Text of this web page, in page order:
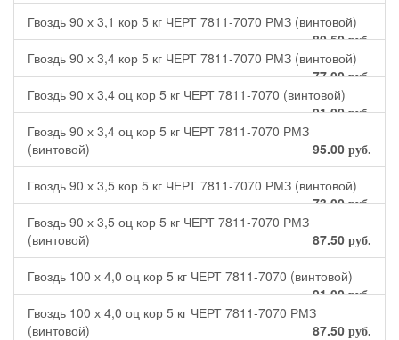
Гвоздь 90 х 3,1 кор 5 кг ЧЕРТ 7811-7070 РМЗ (винтовой)
80.50руб.
Гвоздь 90 х 3,4 кор 5 кг ЧЕРТ 7811-7070 РМЗ (винтовой)
77.00руб.
Гвоздь 90 х 3,4 оц кор 5 кг ЧЕРТ 7811-7070 (винтовой)
91.00руб.
Гвоздь 90 х 3,4 оц кор 5 кг ЧЕРТ 7811-7070 РМЗ
(винтовой)
95.00 руб.
Гвоздь 90 х 3,5 кор 5 кг ЧЕРТ 7811-7070 РМЗ (винтовой)
73.00руб.
Гвоздь 90 х 3,5 оц кор 5 кг ЧЕРТ 7811-7070 РМЗ
(винтовой)
87.50 руб.
Гвоздь 100 х 4,0 оц кор 5 кг ЧЕРТ 7811-7070 (винтовой)
91.00руб.
Гвоздь 100 х 4,0 оц кор 5 кг ЧЕРТ 7811-7070 РМЗ
(винтовой)
87.50 руб.